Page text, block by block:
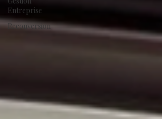
Entreprise
Reconversion